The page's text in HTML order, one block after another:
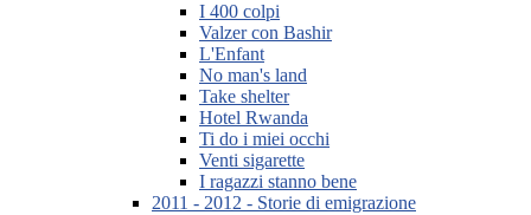
I 400 colpi
Valzer con Bashir
L'Enfant
No man's land
Take shelter
Hotel Rwanda
Ti do i miei occhi
Venti sigarette
I ragazzi stanno bene
2011 - 2012 - Storie di emigrazione